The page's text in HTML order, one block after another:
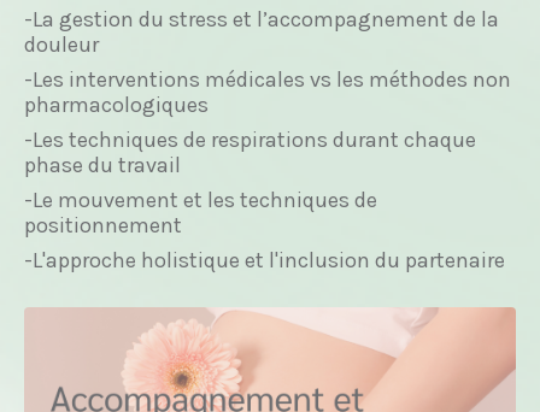
-La gestion du stress et l’accompagnement de la
douleur
-Les interventions médicales vs les méthodes non
pharmacologiques
-Les techniques de respirations durant chaque
phase du travail
-Le mouvement et les techniques de
positionnement
-L'approche holistique et l'inclusion du partenaire